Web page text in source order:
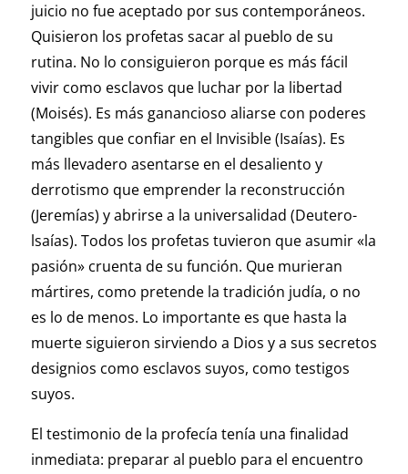
juicio no fue aceptado por sus contemporáneos.
Quisieron los profetas sacar al pueblo de su
rutina. No lo consiguieron porque es más fácil
vivir como esclavos que luchar por la libertad
(Moisés). Es más ganancioso aliarse con poderes
tangibles que confiar en el Invisible (Isaías). Es
más llevadero asentarse en el desaliento y
derrotismo que emprender la reconstrucción
(Jeremías) y abrirse a la universalidad (Deutero-
lsaías). Todos los profetas tuvieron que asumir «la
pasión» cruenta de su función. Que murieran
mártires, como pretende la tradición judía, o no
es lo de menos. Lo importante es que hasta la
muerte siguieron sirviendo a Dios y a sus secretos
designios como esclavos suyos, como testigos
suyos.
El testimonio de la profecía tenía una finalidad
inmediata: preparar al pueblo para el encuentro